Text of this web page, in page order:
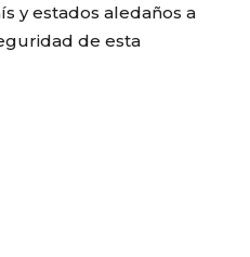
y estados aledaños a
de esta